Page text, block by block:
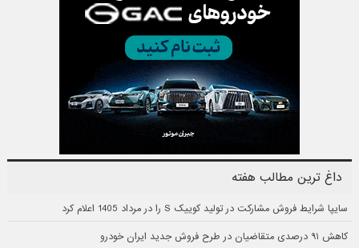
داغ ترین مطالب هفته
سایپا شرایط فروش مشارکت در تولید کوییک S را در مرداد 1405 اعلام کرد
کاهش ۹۱ درصدی متقاضیان در طرح فروش جدید ایران خودرو